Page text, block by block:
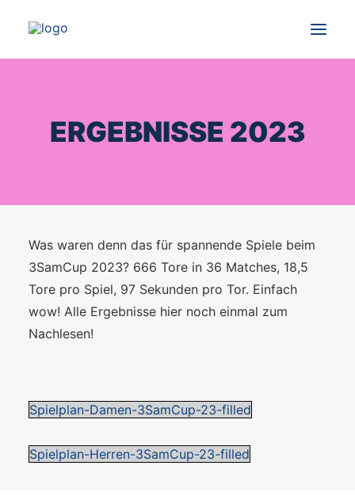
WAS IST LACROSSE?
DEUTSCH
SEARCH
ERGEBNISSE 2023
Was waren denn das für spannende Spiele beim
3SamCup 2023? 666 Tore in 36 Matches, 18,5
Tore pro Spiel, 97 Sekunden pro Tor. Einfach
wow! Alle Ergebnisse hier noch einmal zum
Nachlesen!
Spielplan-Damen-3SamCup-23-filled
Spielplan-Herren-3SamCup-23-filled